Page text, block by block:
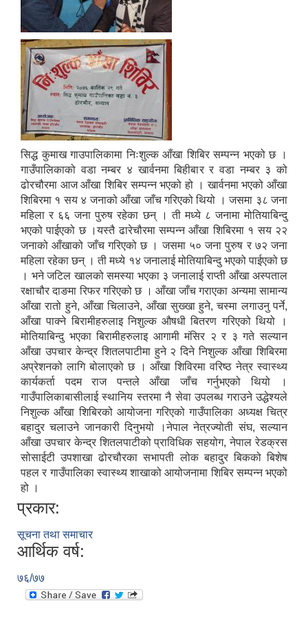
सिद्ध कुमाख गाउपालिकामा निःशुल्क आँखा शिबिर सम्पन्न भएको छ ।
गाउँपालिकाको वडा नम्बर ४ खार्वनमा बिहीबार र वडा नम्बर ३ को
ढोरचौरमा आज आँखा शिबिर सम्पन्न भएको हो । खार्वनमा भएको आँखा
शिबिरमा १ सय ४ जनाको आँखा जाँच गरिएको थियो । जसमा ३८ जना
महिला र ६६ जना पुरुष रहेका छन् । ती मध्ये ८ जनामा मोतियाबिन्दु
भएको पाईएको छ ।यस्तै ढारेचौरमा सम्पन्न आँखा शिबिरमा १ सय २२
जनाको आँखाको जाँच गरिएको छ । जसमा ५० जना पुरुष र ७२ जना
महिला रहेका छन् । ती मध्ये १४ जनालाई मोतियाबिन्दु भएको पाईएको छ
। भने जटिल खालको समस्या भएका ३ जनालाई राप्ती आँखा अस्पताल
रक्षाचौर दाङमा रिफर गरिएको छ । आँखा जाँच गराएका अन्यमा सामान्य
आँखा रातो हुने, आँखा चिलाउने, आँखा सुख्खा हुने, चस्मा लगाउनु पर्ने,
आँखा पाक्ने बिरामीहरुलाइ निशुल्क औषधी बितरण गरिएको थियो ।
मोतियाबिन्दु भएका बिरामीहरुलाइ आगामी मंसिर २ र ३ गते सल्यान
आँखा उपचार केन्द्र शितलपाटीमा हुने २ दिने निशुल्क आँखा शिबिरमा
अप्रेशनको लागि बोलाएको छ । आँखा शिविरमा वरिष्ठ नेत्र स्वास्थ्य
कार्यकर्ता पदम राज पन्तले आँखा जाँच गर्नुभएको थियो ।
गाउँपालिकाबासीलाई स्थानिय स्तरमा नै सेवा उपलब्ध गराउने उद्धेश्यले
निशुल्क आँखा शिबिरको आयोजना गरिएको गाउँपालिका अध्यक्ष चित्र
बहादुर चलाउने जानकारी दिनुभयो ।नेपाल नेत्रज्योती संघ, सल्यान
आँखा उपचार केन्द्र शितलपाटीको प्राविधिक सहयोग, नेपाल रेडक्रस
सोसाईटी उपशाखा ढोरचौरका सभापती लोक बहादुर बिकको बिशेष
पहल र गाउँपालिका स्वास्थ्य शाखाको आयोजनामा शिबिर सम्पन्न भएको
हो ।
प्रकार:
सूचना तथा समाचार
आर्थिक वर्ष:
७६/७७